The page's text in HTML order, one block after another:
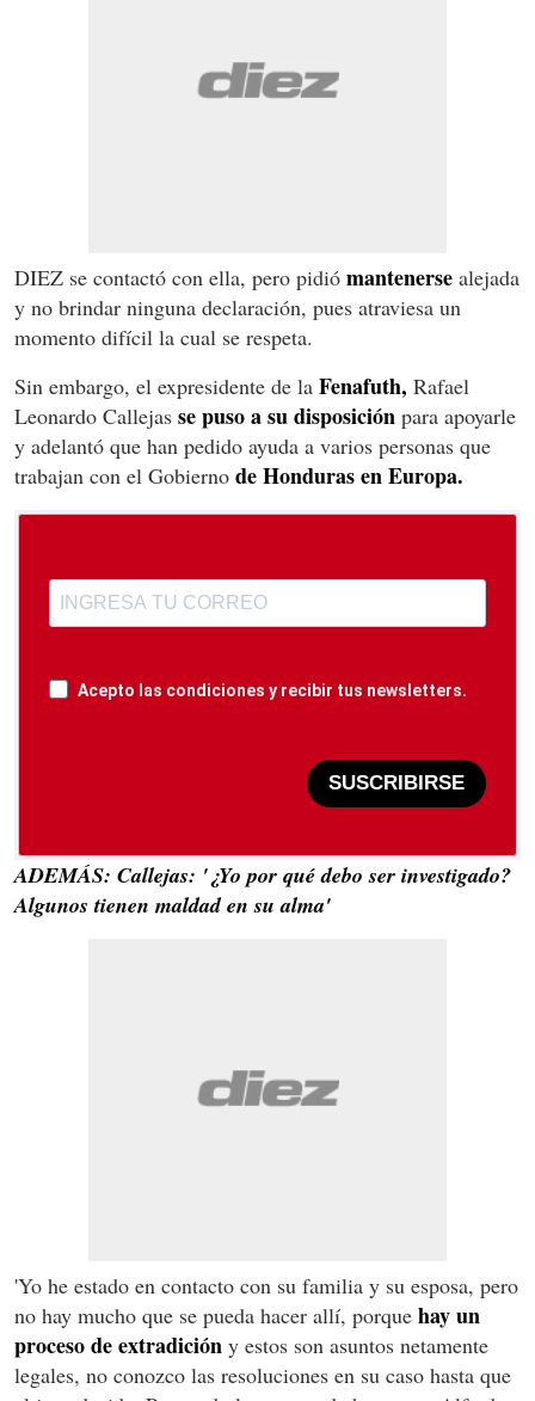
DIEZ se contactó con ella, pero pidió mantenerse alejada
y no brindar ninguna declaración, pues atraviesa un
momento difícil la cual se respeta.
Sin embargo, el expresidente de la Fenafuth, Rafael
Leonardo Callejas se puso a su disposición para apoyarle
y adelantó que han pedido ayuda a varios personas que
trabajan con el Gobierno de Honduras en Europa.
Acepto las condiciones y recibir tus newsletters.
SUSCRIBIRSE
ADEMÁS: Callejas: '¿Yo por qué debo ser investigado?
Algunos tienen maldad en su alma'
'Yo he estado en contacto con su familia y su esposa, pero
no hay mucho que se pueda hacer allí, porque hay un
proceso de extradición y estos son asuntos netamente
legales, no conozco las resoluciones en su caso hasta que